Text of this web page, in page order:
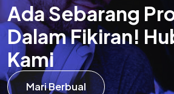
AdaSebarang Pr
DalamFikiran! Hu
Kami
Mari Berbual